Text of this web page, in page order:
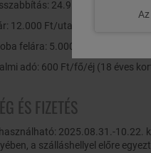
24.950 Ft/2 fő/éj
12.000 Ft/utalvány (péntek és/
felára: 5.000 Ft/szoba/éj
adó: 600 Ft/fő/éj (18 éves
ÉS FIZETÉS
2025.08.31.-10.22.
a szálláshellyel előre